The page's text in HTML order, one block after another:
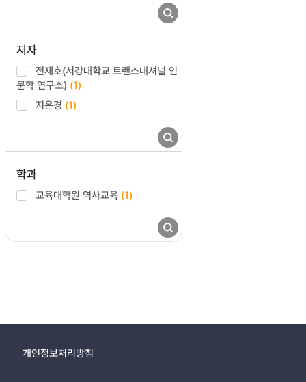
저자
전재호(서강대학교 트랜스내셔널 인
문학 연구소) (1)
지은경 (1)
학과
교육대학원 역사교육 (1)
개인정보처리방침